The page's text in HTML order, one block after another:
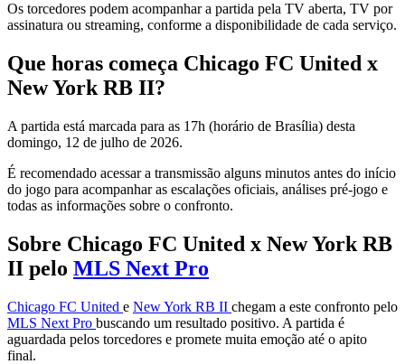
Os torcedores podem acompanhar a partida pela TV aberta, TV por
assinatura ou streaming, conforme a disponibilidade de cada serviço.
Que horas começa Chicago FC United x
New York RB II?
A partida está marcada para as 17h (horário de Brasília) desta
domingo, 12 de julho de 2026.
É recomendado acessar a transmissão alguns minutos antes do início
do jogo para acompanhar as escalações oficiais, análises pré-jogo e
todas as informações sobre o confronto.
Sobre Chicago FC United x New York RB
II pelo MLS Next Pro
Chicago FC United e New York RB II chegam a este confronto pelo
MLS Next Pro buscando um resultado positivo. A partida é
aguardada pelos torcedores e promete muita emoção até o apito
final.